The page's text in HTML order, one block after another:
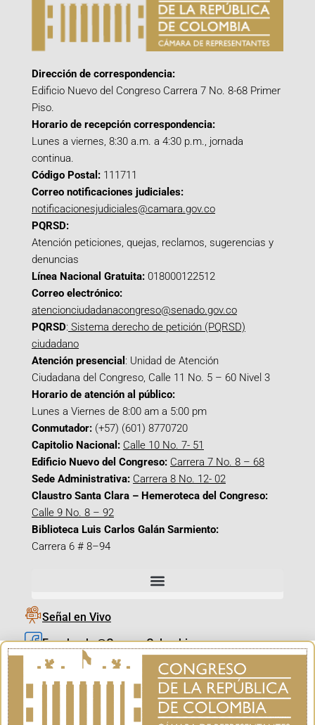
Dirección de correspondencia:
Edificio Nuevo del Congreso Carrera 7 No. 8-68 Primer
Piso.
Horario de recepción correspondencia:
Lunes a viernes, 8:30 a.m. a 4:30 p.m., jornada
continua.
Código Postal: 111711
Correo notificaciones judiciales:
notificacionesjudiciales@camara.gov.co
PQRSD:
Atención peticiones, quejas, reclamos, sugerencias y
denuncias
Línea Nacional Gratuita: 018000122512
Correo electrónico:
atencionciudadanacongreso@senado.gov.co
PQRSD: Sistema derecho de petición (PQRSD)
ciudadano
Atención presencial : Unidad de Atención
Ciudadana del Congreso, Calle 11 No. 5 – 60 Nivel 3
Horario de atención al público:
Lunes a Viernes de 8:00 am a 5:00 pm
Conmutador: (+57) (601) 8770720
Capitolio Nacional: Calle 10 No. 7- 51
Edificio Nuevo del Congreso: Carrera 7 No. 8 – 68
Sede Administrativa: Carrera 8 No. 12- 02
Claustro Santa Clara – Hemeroteca del Congreso:
Calle 9 No. 8 – 92
Biblioteca Luis Carlos Galán Sarmiento:
Carrera 6 # 8–94
Señal en Vivo
Facebook_@CamaraColombia
Instagram_@CamaraColombia
X_@CamaraColombia
Youtube_@CamaraColombia